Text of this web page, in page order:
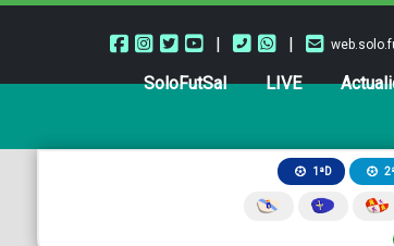
| |
SoloFutSal LIVE
1ªD